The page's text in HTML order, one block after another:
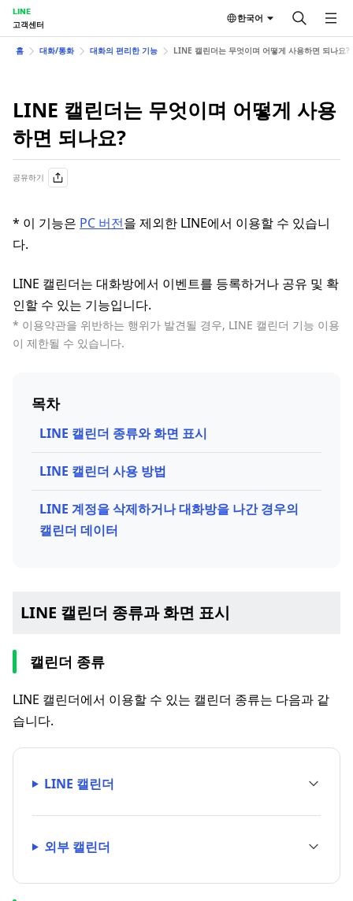
LINE
고객센터
한국어
홈 대화/통화 대화의 편리한 기능 LINE 캘린더는 무엇이며 어떻게 사용하면 되나요?
LINE 캘린더는 무엇이며 어떻게 사용
하면 되나요?
공유하기
* 이 기능은 PC 버전을 제외한 LINE에서 이용할 수 있습니
다.
LINE 캘린더는 대화방에서 이벤트를 등록하거나 공유 및 확
인할 수 있는 기능입니다.
* 이용약관을 위반하는 행위가 발견될 경우, LINE 캘린더 기능 이용
이 제한될 수 있습니다.
목차
LINE 캘린더 종류와 화면 표시
LINE 캘린더 사용 방법
LINE 계정을 삭제하거나 대화방을 나간 경우의
캘린더 데이터
LINE 캘린더 종류과 화면 표시
캘린더 종류
LINE 캘린더에서 이용할 수 있는 캘린더 종류는 다음과 같
습니다.
LINE 캘린더
외부 캘린더